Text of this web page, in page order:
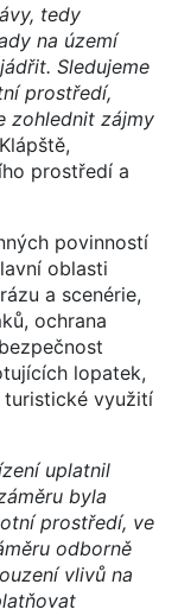
tedy
na území
Sledujeme
prostředí,
zohlednit zájmy
prostředí a
povinností
oblasti
a scenérie,
ochrana
lopatek,
turistické využití
uplatnil
byla
prostředí, ve
odborně
vlivů na